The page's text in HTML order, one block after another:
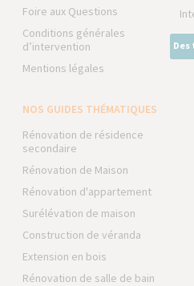
Foire aux Questions
Conditions générales
d’intervention
Mentions légales
Des
NOS GUIDES THÉMATIQUES
Rénovation de résidence
secondaire
Rénovation de Maison
Rénovation d'appartement
Surélévation de maison
Construction de véranda
Extension en bois
Rénovation de salle de bain